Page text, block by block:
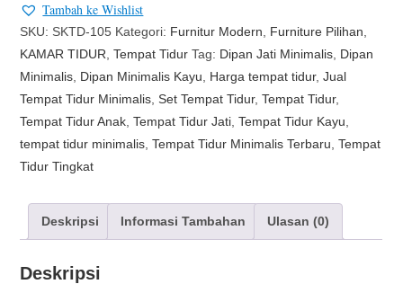
Tambah ke Wishlist
SKU: SKTD-105 Kategori: Furnitur Modern Furniture Pilihan
KAMAR TIDUR ,Tempat Tidur Tag: Dipan Jati Minimalis Dipan
Minimalis Dipan Minimalis Kayu Harga tempat tidur,Jual
Tempat Tidur Minimalis ,Set Tempat Tidur,Tempat Tidur,
Tempat Tidur Anak ,Tempat Tidur Jati ,Tempat Tidur Kayu
tempat tidur minimalis ,Tempat Tidur Minimalis Terbaru ,Tempat
Tidur Tingkat
Deskripsi Informasi Tambahan Ulasan (0)
Deskripsi